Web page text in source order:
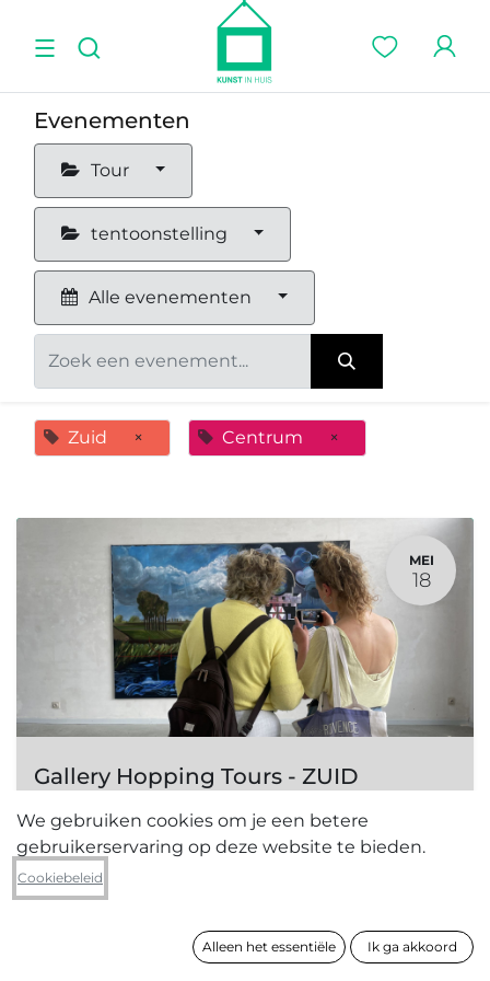
Evenementen
Tour
tentoonstelling
Alle evenementen
Zuid × Centrum ×
MEI
18
Gallery Hopping Tours - ZUID
Antwerpen , België
Zuid
We gebruiken cookies om je een betere
gebruikerservaring op deze website te bieden.
Cookiebeleid
Alleen het essentiële Ik ga akkoord